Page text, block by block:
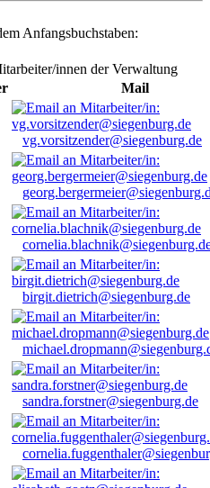
Anfangsbuchstaben:
innen der Verwaltung
Mail
vg.vorsitzender@siegenburg.de
birgit.dietrich@siegenburg.de
sandra.forstner@siegenburg.de